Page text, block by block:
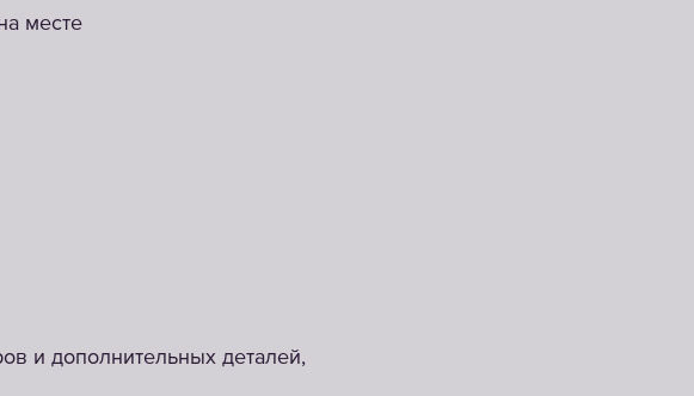
месте
и дополнительных деталей,